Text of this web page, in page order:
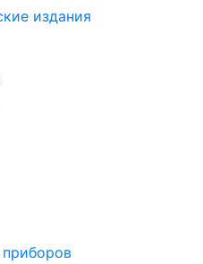
издания